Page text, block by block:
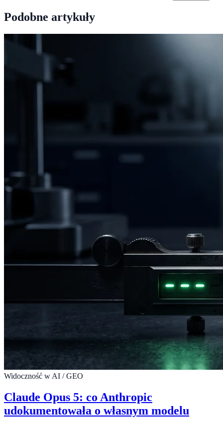
Podobne artykuły
Widoczność w AI / GEO
Claude Opus 5: co Anthropic
udokumentowała o własnym modelu